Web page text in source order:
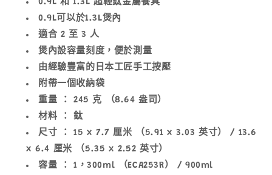
增
加
0.9L 和 1.3L 超輕鈦金屬餐具
0.9L可以於1.3L煲內
適合 2 至 3 人
煲內設容量刻度，便於測量
由經驗豐富的日本工匠手工按壓
附帶一個收納袋
重量 ：
245 克 （8.64 盎司）
材料 ：
鈦
尺寸 ：
15 x 7.7 厘米 （5.91 x 3.03 英寸） / 13.6
x 6.4 厘米 （5.35 x 2.52 英寸）
容量 ：
1，300ml （ECA253R） / 900ml